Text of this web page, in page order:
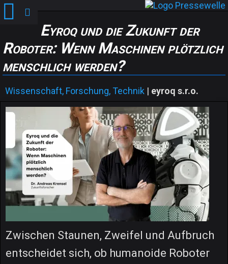
Eyroq und die Zukunft der
Roboter: Wenn Maschinen plötzlich
menschlich werden?
Wissenschaft, Forschung, Technik | eyroq s.r.o.
Zwischen Staunen, Zweifel und Aufbruch
entscheidet sich, ob humanoide Roboter